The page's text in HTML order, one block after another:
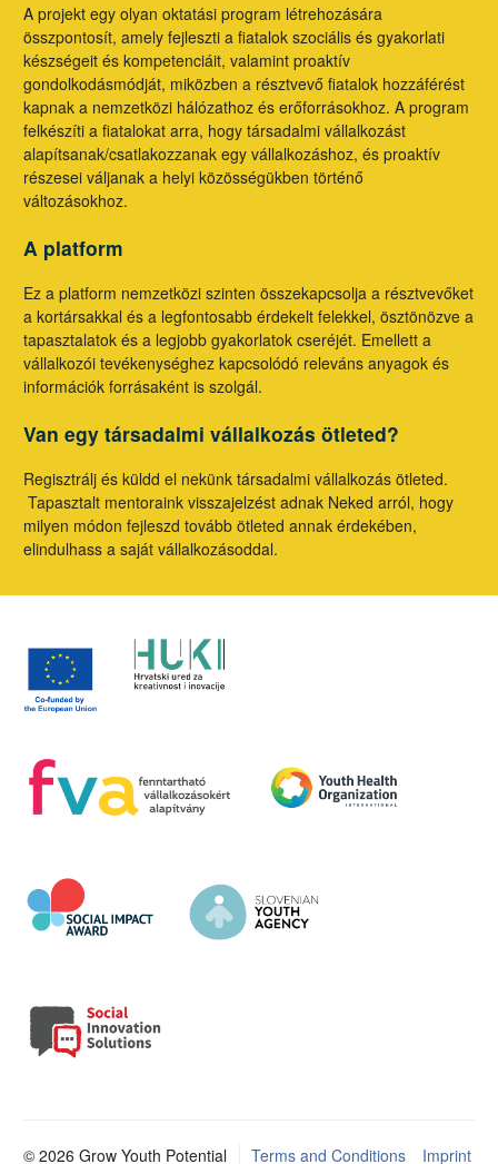
A projekt egy olyan oktatási program létrehozására
összpontosít, amely fejleszti a fiatalok szociális és gyakorlati
készségeit és kompetenciáit, valamint proaktív
gondolkodásmódját, miközben a résztvevő fiatalok hozzáférést
kapnak a nemzetközi hálózathoz és erőforrásokhoz. A program
felkészíti a fiatalokat arra, hogy társadalmi vállalkozást
alapítsanak/csatlakozzanak egy vállalkozáshoz, és proaktív
részesei váljanak a helyi közösségükben történő
változásokhoz.
A platform
Ez a platform nemzetközi szinten összekapcsolja a résztvevőket
a kortársakkal és a legfontosabb érdekelt felekkel, ösztönözve a
tapasztalatok és a legjobb gyakorlatok cseréjét. Emellett a
vállalkozói tevékenységhez kapcsolódó releváns anyagok és
információk forrásaként is szolgál.
Van egy társadalmi vállalkozás ötleted?
Regisztrálj és küldd el nekünk társadalmi vállalkozás ötleted.
Tapasztalt mentoraink visszajelzést adnak Neked arról, hogy
milyen módon fejleszd tovább ötleted annak érdekében,
elindulhass a saját vállalkozásoddal.
© 2026 Grow Youth Potential Terms and Conditions Imprint